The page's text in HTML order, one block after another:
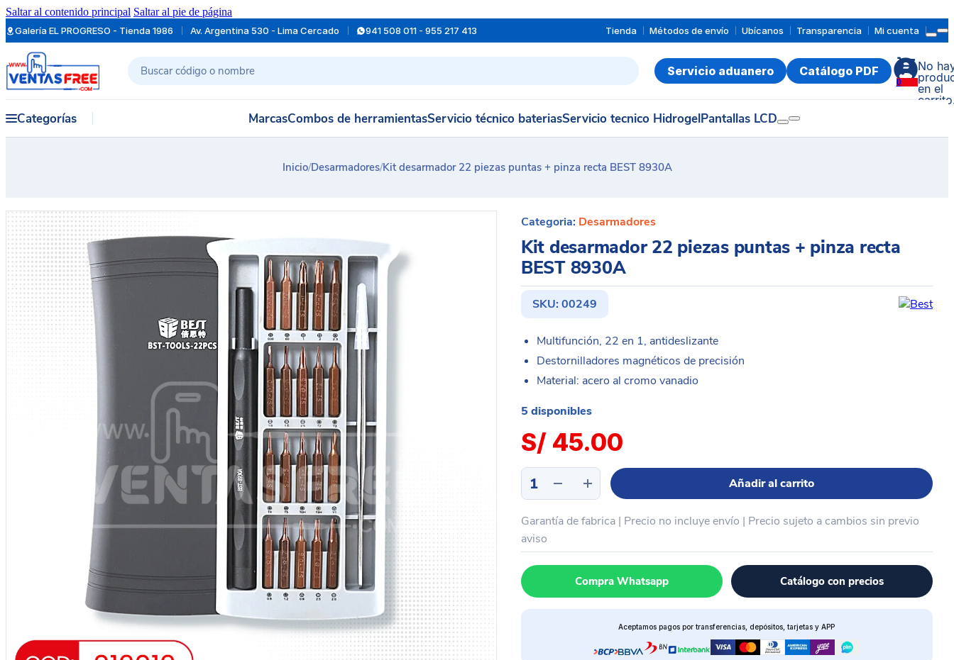
Saltar al contenido principal Saltar al pie de página
Galería EL PROGRESO - Tienda 1986 Av. Argentina 530 - Lima Cercado 941 508 011 - 955 217 413 Tienda Métodos de envío Ubícanos Transparencia Mi cuenta
Buscar Servicio aduanero Catálogo PDF
0
No
en el
Categorías MarcasCombos de herramientasServicio técnico bateriasServicio tecnico HidrogelPantallas LCD
Inicio/Desarmadores/Kit desarmador 22 piezas puntas + pinza recta BEST 8930A
Categoria: Desarmadores
Kit desarmador 22 piezas puntas + pinza recta
BEST 8930A
SKU: 00249
Multifunción, 22 en 1, antideslizante
Destornilladores magnéticos de precisión
Material: acero al cromo vanadio
5 disponibles
S/45.00
Kit
desarmador
piezas
puntas
+
pinza
recta
BEST
Añadir al carrito
Garantía de fabrica | Precio no incluye envío | Precio sujeto a cambios sin previo
aviso
Compra Whatsapp Catálogo con precios
Aceptamos pagos por transferencias, depósitos, tarjetas y APP